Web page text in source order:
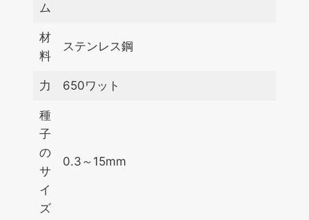
ム
材
料
ステンレス鋼
力 650ワット
種
子
の
サ
イ
ズ
0.3～15mm